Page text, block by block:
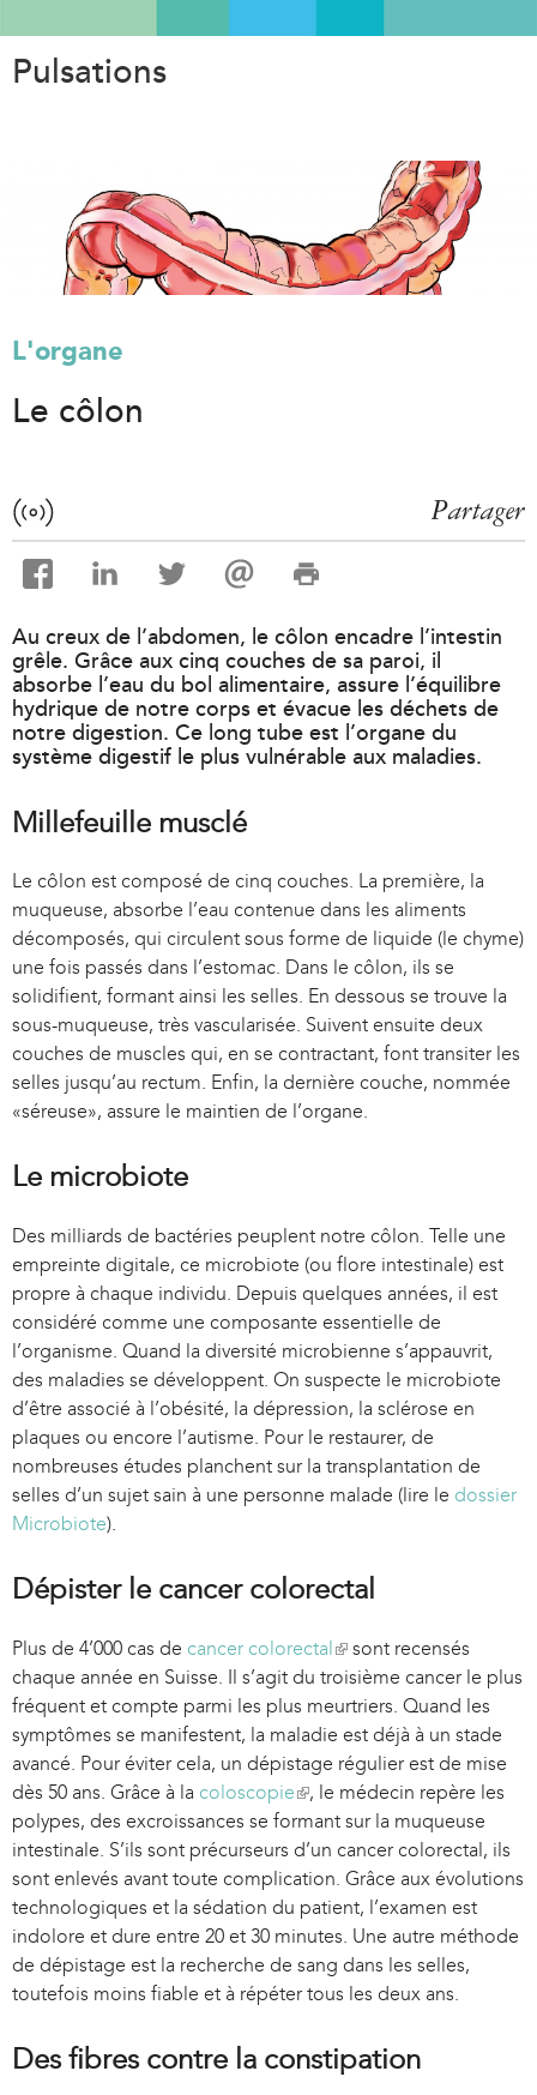
Pulsations
L'organe
Le côlon
Partager
Au creux de l’abdomen, le côlon encadre l’intestin
grêle. Grâce aux cinq couches de sa paroi, il
absorbe l’eau du bol alimentaire, assure l’équilibre
hydrique de notre corps et évacue les déchets de
notre digestion. Ce long tube est l’organe du
système digestif le plus vulnérable aux maladies.
Millefeuille musclé
Le côlon est composé de cinq couches. La première, la
muqueuse, absorbe l’eau contenue dans les aliments
décomposés, qui circulent sous forme de liquide (le chyme)
une fois passés dans l’estomac. Dans le côlon, ils se
solidifient, formant ainsi les selles. En dessous se trouve la
sous-muqueuse, très vascularisée. Suivent ensuite deux
couches de muscles qui, en se contractant, font transiter les
selles jusqu’au rectum. Enfin, la dernière couche, nommée
«séreuse», assure le maintien de l’organe.
Le microbiote
Des milliards de bactéries peuplent notre côlon. Telle une
empreinte digitale, ce microbiote (ou flore intestinale) est
propre à chaque individu. Depuis quelques années, il est
considéré comme une composante essentielle de
l’organisme. Quand la diversité microbienne s’appauvrit,
des maladies se développent. On suspecte le microbiote
d’être associé à l’obésité, la dépression, la sclérose en
plaques ou encore l’autisme. Pour le restaurer, de
nombreuses études planchent sur la transplantation de
selles d’un sujet sain à une personne malade (lire le dossier
Microbiote).
Dépister le cancer colorectal
Plus de 4’000 cas de cancer colorectal (
l
i
n
k
s
e
x
t
e
r
n
l
sont recensés
chaque année en Suisse. Il s’agit du troisième cancer le plus
fréquent et compte parmi les plus meurtriers. Quand les
symptômes se manifestent, la maladie est déjà à un stade
avancé. Pour éviter cela, un dépistage régulier est de mise
dès 50 ans. Grâce à la coloscopie(
l
i
n
k
i
s
e
t
, le médecin repère les
polypes, des excroissances se formant sur la muqueuse
intestinale. S’ils sont précurseurs d’un cancer colorectal, ils
sont enlevés avant toute complication. Grâce aux évolutions
technologiques et la sédation du patient, l’examen est
indolore et dure entre 20 et 30 minutes. Une autre méthode
de dépistage est la recherche de sang dans les selles,
toutefois moins fiable et à répéter tous les deux ans.
Des fibres contre la constipation